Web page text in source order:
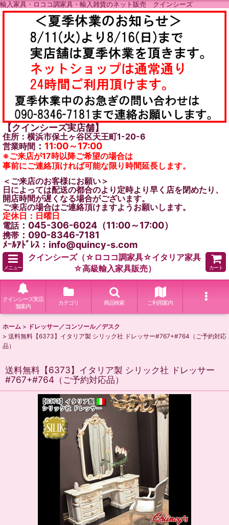
輸入家具・ロココ調家具・輸入雑貨のネット販売 クインシーズ
【クインシーズ実店舗】
住所：横浜市保土ヶ谷区天王町1-20-6
営業時間 ： 11:00～17:00
※ご来店が17時以降ご希望の場合は
事前にご連絡頂ければ可能な限り時間延長します。
＜ご来店のお客様にお願い＞
日によっては配送の都合のより定時より早く店を閉めたり、
開店時間が遅くなる場合がございます。
ご来店の場合はご連絡頂けますようお願いします。
定休日：日曜日
電話：045-306-6024（11:00～17:00）
携帯 ：090-8346-7181
ﾒｰﾙｱﾄﾞﾚｽ：info@quincy-s.com
メニュー
クインシーズ（☆ロココ調家具☆イタリア家具
☆高級輸入家具販売）
カート
クインシーズ実店
舗案内
カテゴリ 商品検索 ご利用案内
ホーム > ドレッサー／コンソール／デスク
> 送料無料【6373】イタリア製 シリック社 ドレッサー#767+#764（ご予約対応
品）
送料無料【6373】イタリア製 シリック社 ドレッサー
#767+#764（ご予約対応品）